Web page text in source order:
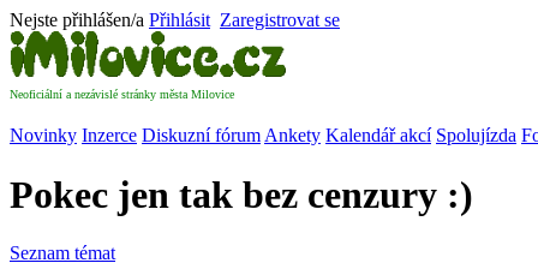
Nejste přihlášen/a Přihlásit Zaregistrovat se
Neoficiální a nezávislé stránky města Milovice
Novinky Inzerce Diskuzní fórum Ankety Kalendář akcí Spolujízda
Pokec jen tak bez cenzury :)
Seznam témat